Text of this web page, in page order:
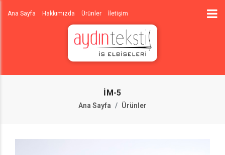
Ana Sayfa Hakkımızda Ürünler İletişim
İM-5
Ana Sayfa Ürünler